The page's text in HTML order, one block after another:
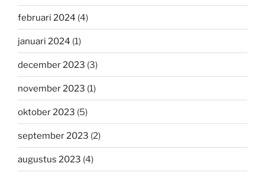
februari 2024 (4)
januari 2024 (1)
december 2023 (3)
november 2023 (1)
oktober 2023 (5)
september 2023 (2)
augustus 2023 (4)